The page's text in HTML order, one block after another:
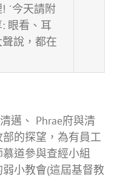
˙今天請附
眼看、耳
說，都在
邁、 Phrae府與清
的探望，為有員工
道參與查經小組
小教會(這屆基督教